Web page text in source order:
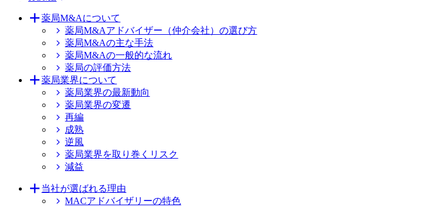
薬局M&Aについて
薬局M&Aアドバイザー（仲介会社）の選び方
薬局M&Aの主な手法
薬局M&Aの一般的な流れ
薬局の評価方法
薬局業界について
薬局業界の最新動向
薬局業界の変遷
再編
成熟
逆風
薬局業界を取り巻くリスク
減益
当社が選ばれる理由
MACアドバイザリーの特色